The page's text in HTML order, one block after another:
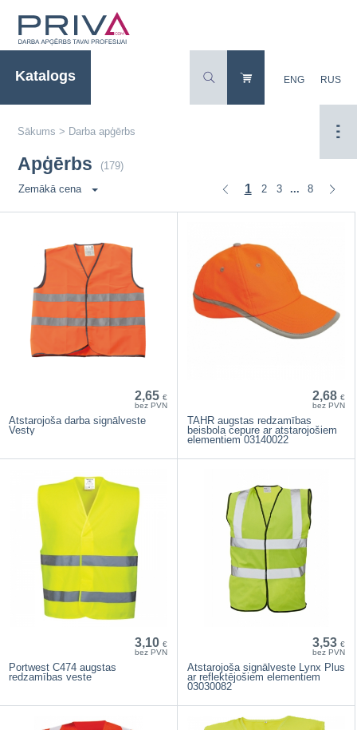
Katalogs ENG RUS
Sākums > Darba apģērbs
Apģērbs (179)
1 2 3 ... 8
Zemākā cena
2,65 €
bez PVN
Atstarojoša darba signālveste
Vesty
2,68 €
bez PVN
TAHR augstas redzamības
beisbola cepure ar atstarojošiem
elementiem 03140022
3,10 €
bez PVN
Portwest C474 augstas
redzamības veste
3,53 €
bez PVN
Atstarojoša signālveste Lynx Plus
ar reflektējošiem elementiem
03030082